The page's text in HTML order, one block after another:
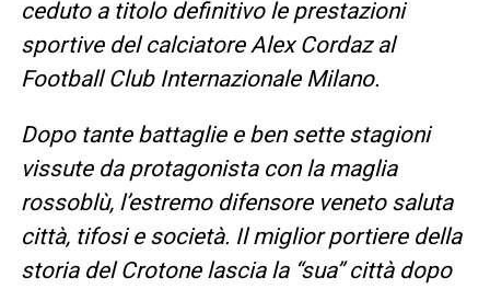
ceduto a titolo definitivo le prestazioni
sportive del calciatore Alex Cordaz al
Football Club Internazionale Milano.
Dopo tante battaglie e ben sette stagioni
vissute da protagonista con la maglia
rossoblù, l’estremo difensore veneto saluta
città, tifosi e società. Il miglior portiere della
storia del Crotone lascia la “sua” città dopo